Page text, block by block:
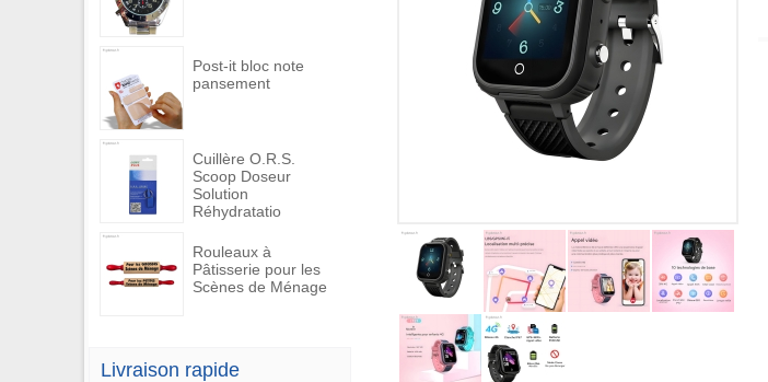
Post-it bloc note
pansement
Cuillère O.R.S.
Scoop Doseur
Solution
Réhydratatio
Rouleaux à
Pâtisserie pour les
Scènes de Ménage
Livraison rapide